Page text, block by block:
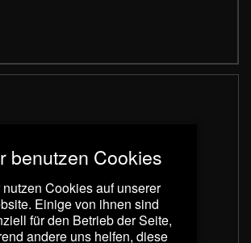
Sie:
möglich!
Programme:
ermäßigt 11 €
benutzen Cookies
Cookies auf unserer
Einige von ihnen sind
für den Betrieb der Seite,
andere uns helfen, diese